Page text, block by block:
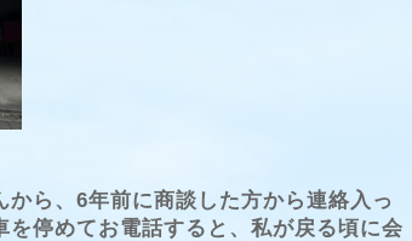
ら、6年前に商談した方から連絡入っ
停めてお電話すると、私が戻る頃に会